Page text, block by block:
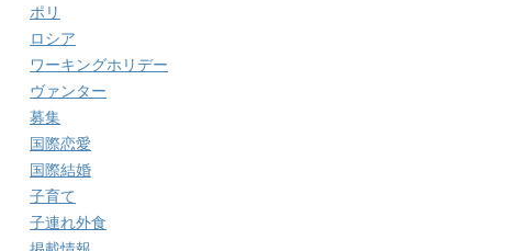
ポリ
ロシア
ワーキングホリデー
ヴァンター
募集
国際恋愛
国際結婚
子育て
子連れ外食